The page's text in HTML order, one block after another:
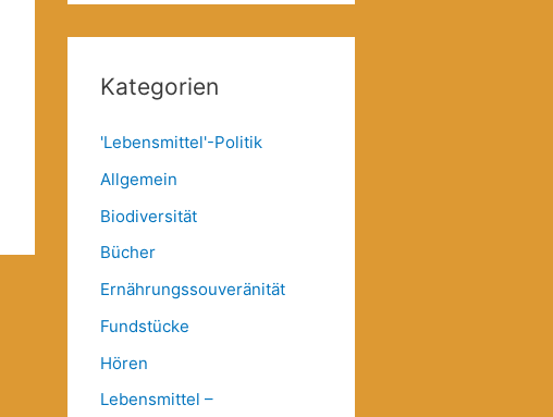
Kategorien
'Lebensmittel'-Politik
Allgemein
Biodiversität
Bücher
Ernährungssouveränität
Fundstücke
Hören
Lebensmittel –